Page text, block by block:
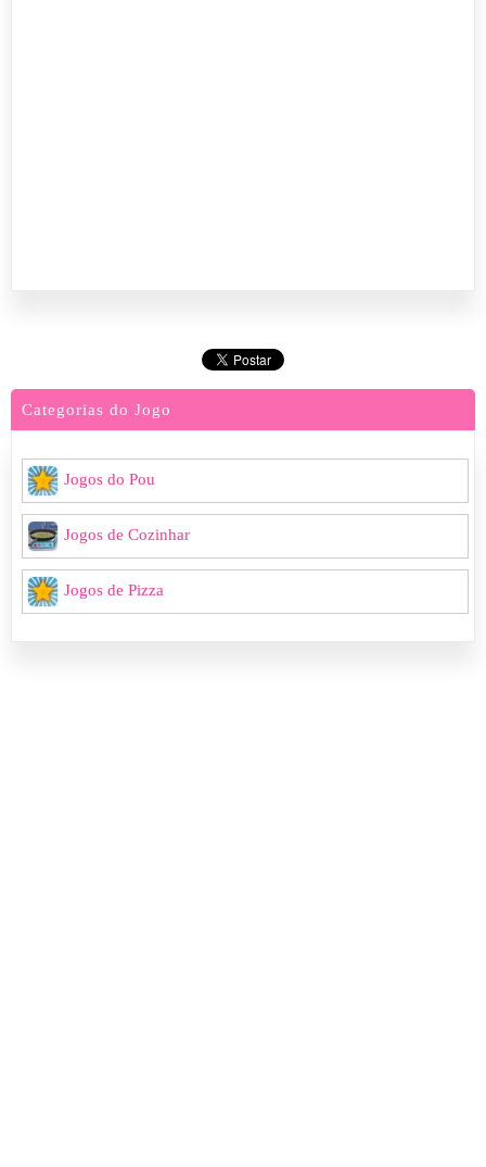
Categorias do Jogo
Jogos do Pou
Jogos de Cozinhar
Jogos de Pizza